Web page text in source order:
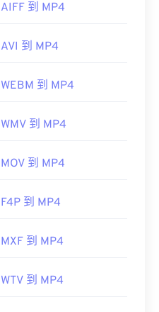
AIFF 到 MP4
AVI 到 MP4
WEBM 到 MP4
WMV 到 MP4
MOV 到 MP4
F4P 到 MP4
MXF 到 MP4
WTV 到 MP4